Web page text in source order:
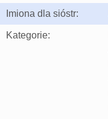
Imiona dla sióstr:
Kategorie: